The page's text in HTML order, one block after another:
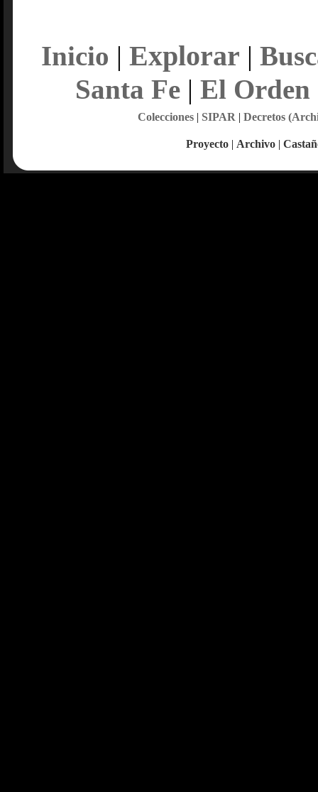
Inicio | Explorar |
Santa Fe| El Orden
Colecciones| SIPAR | Decretos
Proyecto | Archivo |